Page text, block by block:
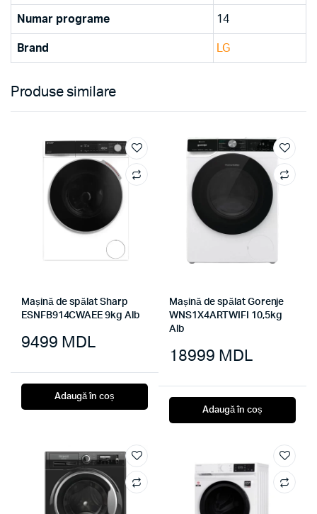
Numar programe 14
Brand LG
Produse similare
Mașină de spălat Sharp
ESNFB914CWAEE 9kg Alb
9499 MDL
Adaugă în coș
Mașină de spălat Gorenje
WNS1X4ARTWIFI 10,5kg
Alb
18999 MDL
Adaugă în coș